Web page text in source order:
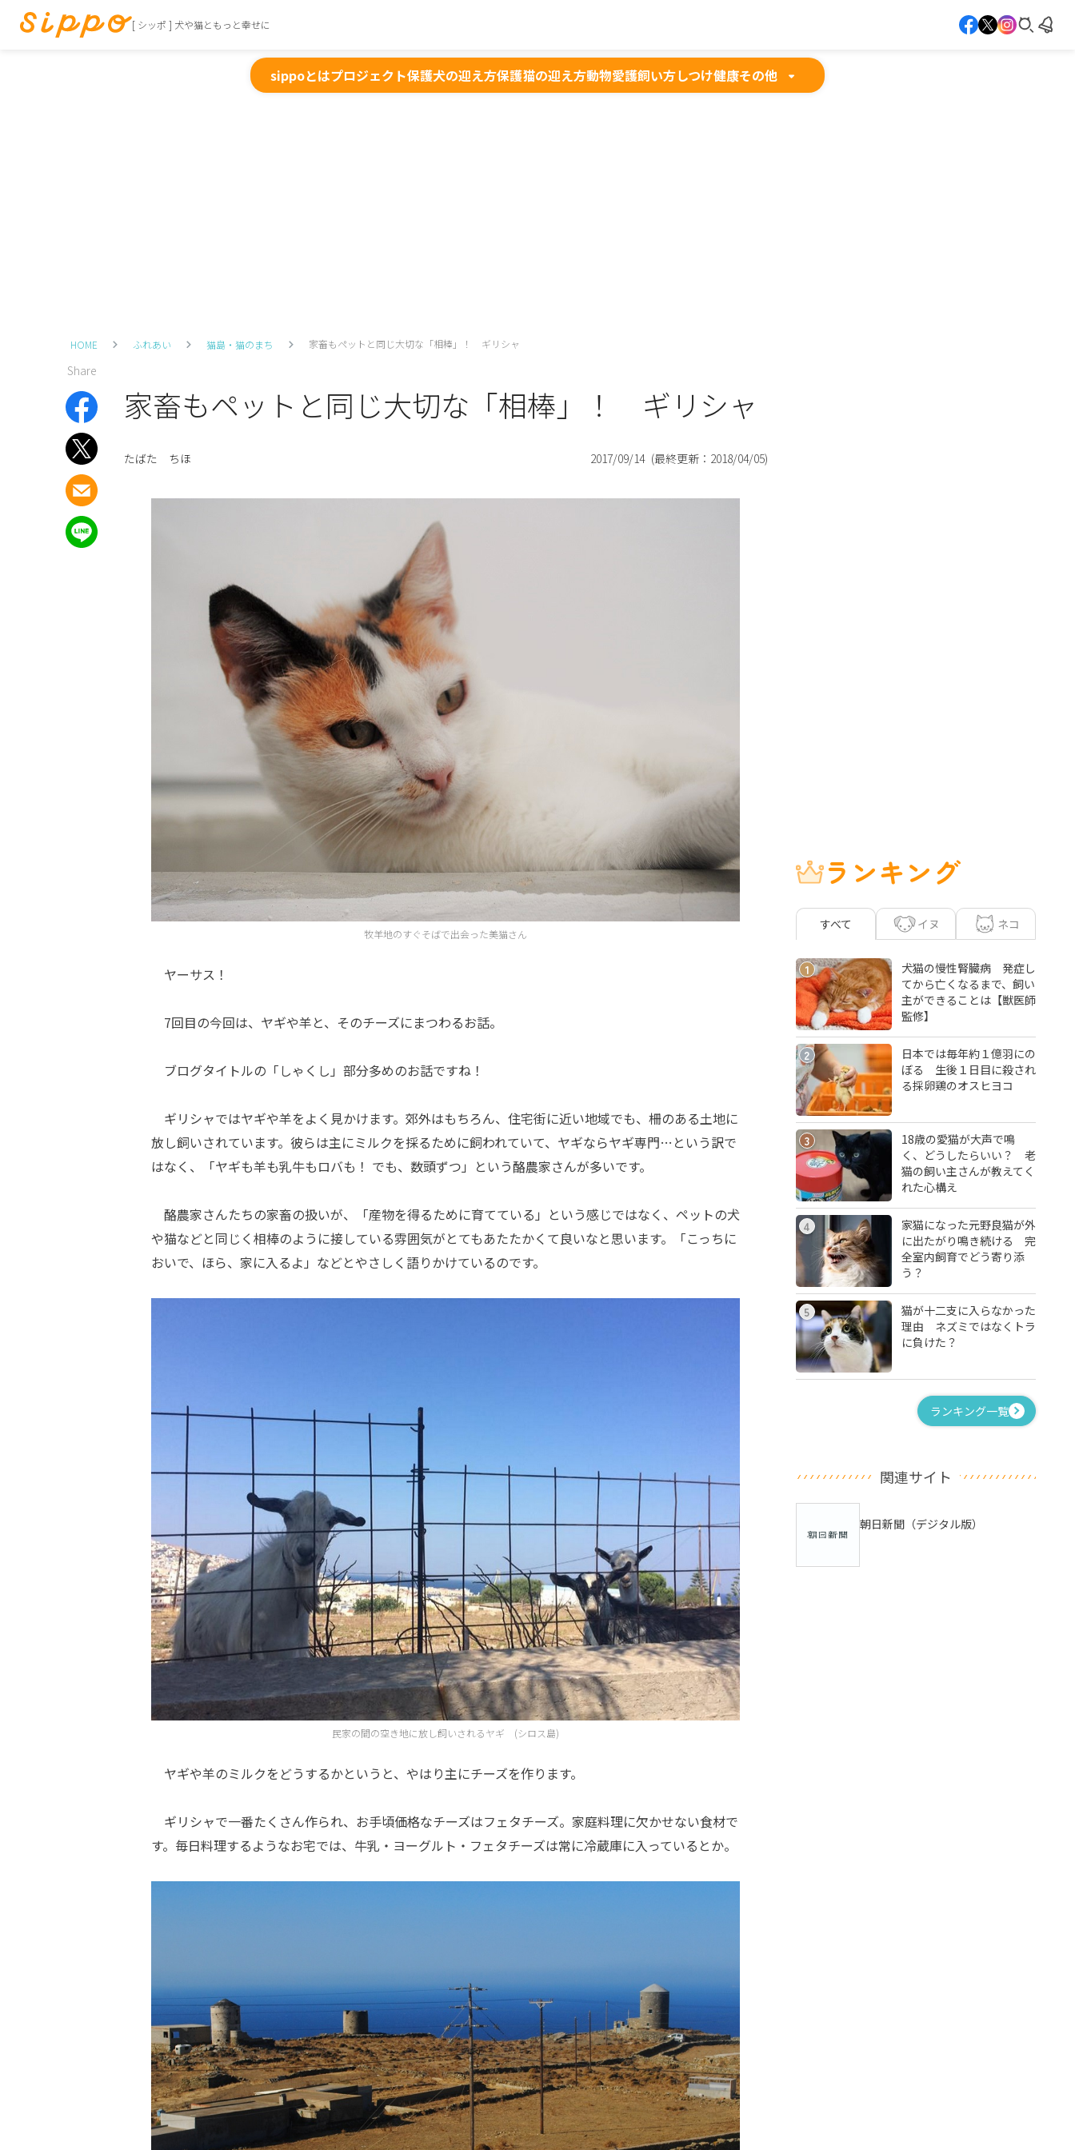
[ シッポ ] 犬や猫ともっと幸せに
sippoとはプロジェクト保護犬の迎え方保護猫の迎え方動物愛護飼い方しつけ健康その他
HOME ふれあい 猫島・猫のまち 家畜もペットと同じ大切な「相棒」！ ギリシャ
Share
家畜もペットと同じ大切な「相棒」！ ギリシャ
たばた ちほ 2017/09/14 (最終更新： 2018/04/05)
牧羊地のすぐそばで出会った美猫さん
ヤーサス！
7回目の今回は、ヤギや羊と、そのチーズにまつわるお話。
ブログタイトルの「しゃくし」部分多めのお話ですね！
ギリシャではヤギや羊をよく見かけます。郊外はもちろん、住宅街に近い地域でも、柵のある土地に
放し飼いされています。彼らは主にミルクを採るために飼われていて、ヤギならヤギ専門…という訳で
はなく、「ヤギも羊も乳牛もロバも！ でも、数頭ずつ」という酪農家さんが多いです。
酪農家さんたちの家畜の扱いが、「産物を得るために育てている」という感じではなく、ペットの犬
や猫などと同じく相棒のように接している雰囲気がとてもあたたかくて良いなと思います。「こっちに
おいで、ほら、家に入るよ」などとやさしく語りかけているのです。
民家の間の空き地に放し飼いされるヤギ (シロス島)
ヤギや羊のミルクをどうするかというと、やはり主にチーズを作ります。
ギリシャで一番たくさん作られ、お手頃価格なチーズはフェタチーズ。家庭料理に欠かせない食材で
す。毎日料理するようなお宅では、牛乳・ヨーグルト・フェタチーズは常に冷蔵庫に入っているとか。
ランキング
すべて イヌ ネコ
1
犬猫の慢性腎臓病 発症し
てから亡くなるまで、飼い
主ができることは【獣医師
監修】
2
日本では毎年約１億羽にの
ぼる 生後１日目に殺され
る採卵鶏のオスヒヨコ
3
18歳の愛猫が大声で鳴
く、どうしたらいい？ 老
猫の飼い主さんが教えてく
れた心構え
4
家猫になった元野良猫が外
に出たがり鳴き続ける 完
全室内飼育でどう寄り添
う？
5
猫が十二支に入らなかった
理由 ネズミではなくトラ
に負けた？
ランキング一覧
関連サイト
朝日新聞（デジタル版）